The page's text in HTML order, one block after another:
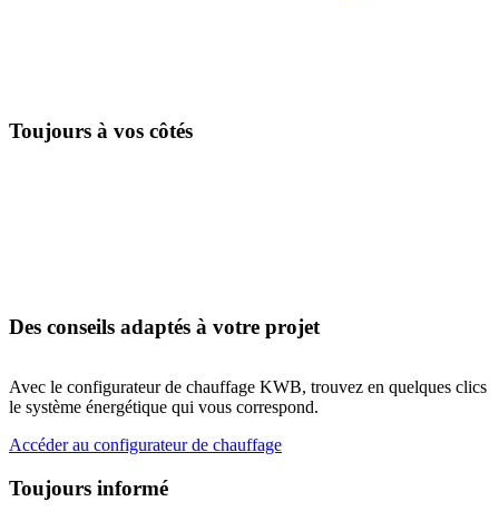
Toujours à vos côtés
Des conseils adaptés à votre projet
Avec le configurateur de chauffage KWB, trouvez en quelques clics
le système énergétique qui vous correspond.
Accéder au configurateur de chauffage
Toujours informé